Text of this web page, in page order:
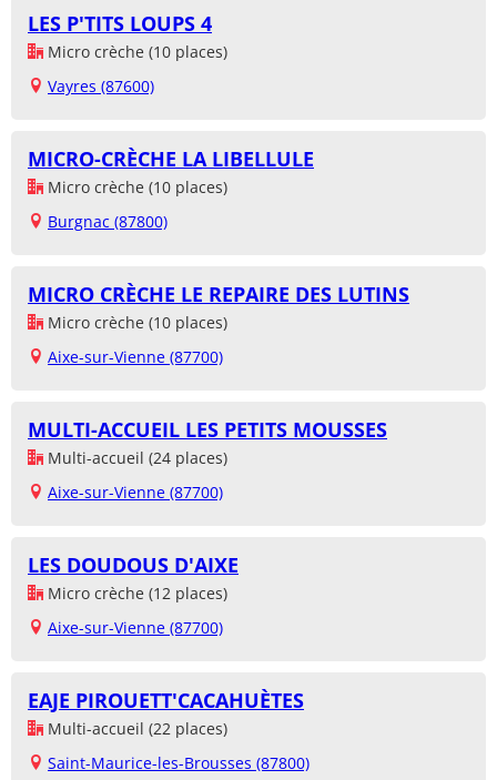
LES P'TITS LOUPS 4
Micro crèche (10 places)
Vayres (87600)
MICRO-CRÈCHE LA LIBELLULE
Micro crèche (10 places)
Burgnac (87800)
MICRO CRÈCHE LE REPAIRE DES LUTINS
Micro crèche (10 places)
Aixe-sur-Vienne (87700)
MULTI-ACCUEIL LES PETITS MOUSSES
Multi-accueil (24 places)
Aixe-sur-Vienne (87700)
LES DOUDOUS D'AIXE
Micro crèche (12 places)
Aixe-sur-Vienne (87700)
EAJE PIROUETT'CACAHUÈTES
Multi-accueil (22 places)
Saint-Maurice-les-Brousses (87800)